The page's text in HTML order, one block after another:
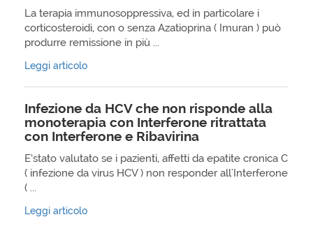
La terapia immunosoppressiva, ed in particolare i
corticosteroidi, con o senza Azatioprina ( Imuran ) può
produrre remissione in più ...
Leggi articolo
Infezione da HCV che non risponde alla
monoterapia con Interferone ritrattata
con Interferone e Ribavirina
E’stato valutato se i pazienti, affetti da epatite cronica C
( infezione da virus HCV ) non responder all'Interferone
( ...
Leggi articolo